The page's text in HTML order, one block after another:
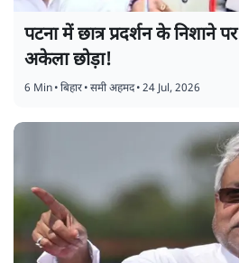
पटना में छात्र प्रदर्शन के निशाने
अकेला छोड़ा!
6 Min•बिहार•समी अहमद•24 Jul, 2026